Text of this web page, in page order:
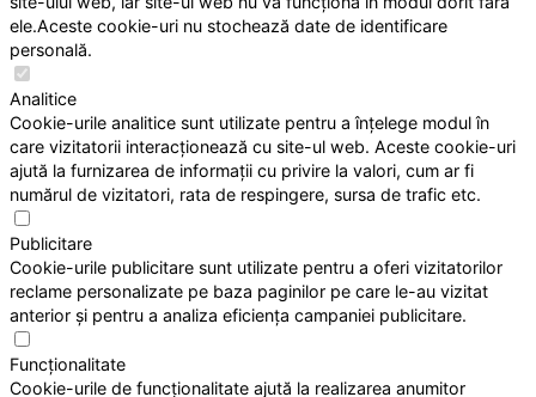
ele.Aceste cookie-uri nu stochează date de identificare
personală.
Analitice
Cookie-urile analitice sunt utilizate pentru a înțelege modul în
care vizitatorii interacționează cu site-ul web. Aceste cookie-uri
ajută la furnizarea de informații cu privire la valori, cum ar fi
numărul de vizitatori, rata de respingere, sursa de trafic etc.
Publicitare
Cookie-urile publicitare sunt utilizate pentru a oferi vizitatorilor
reclame personalizate pe baza paginilor pe care le-au vizitat
anterior și pentru a analiza eficiența campaniei publicitare.
Funcționalitate
Cookie-urile de funcționalitate ajută la realizarea anumitor